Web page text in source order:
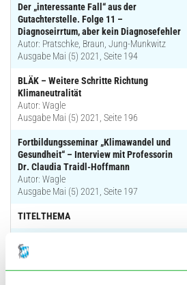
Der „interessante Fall“ aus der
Gutachterstelle. Folge 11 –
Diagnoseirrtum, aber kein Diagnosefehler
Autor: Pratschke, Braun, Jung-Munkwitz
Ausgabe Mai (5) 2021, Seite 194
BLÄK – Weitere Schritte Richtung
Klimaneutralität
Autor: Wagle
Ausgabe Mai (5) 2021, Seite 196
Fortbildungsseminar „Klimawandel und
Gesundheit“ – Interview mit Professorin
Dr. Claudia Traidl-Hoffmann
Autor: Wagle
Ausgabe Mai (5) 2021, Seite 197
TITELTHEMA
Autor: Dittrich et al.